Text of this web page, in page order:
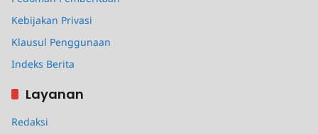
Kebijakan Privasi
Klausul Penggunaan
Indeks Berita
Layanan
Redaksi